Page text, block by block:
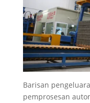
Barisan
pemprosesan